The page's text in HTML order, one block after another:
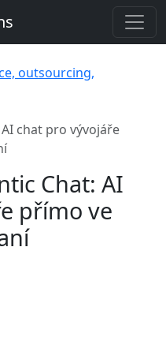
outsourcing,
chat pro vývojáře
Chat: AI
přímo ve